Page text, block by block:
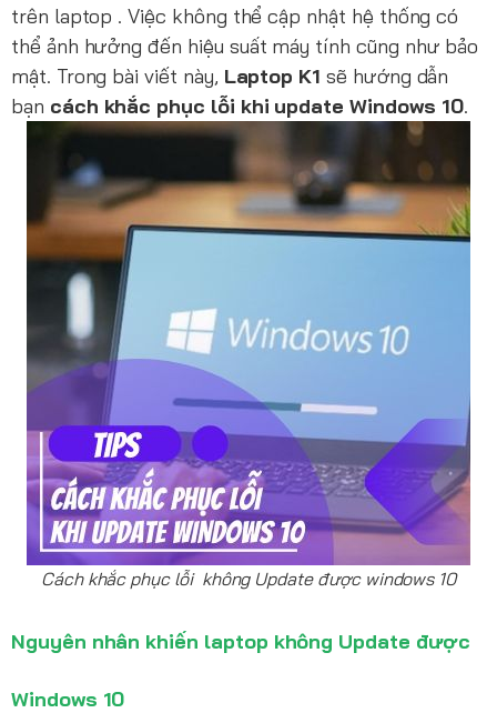
trên laptop . Việc không thể cập nhật hệ thống có
thể ảnh hưởng đến hiệu suất máy tính cũng như bảo
mật. Trong bài viết này, Laptop K1 sẽ hướng dẫn
bạn cách khắc phục lỗi khi update Windows 10.
Cách khắc phục lỗi không Update được windows 10
Nguyên nhân khiến laptop không Update được
Windows 10